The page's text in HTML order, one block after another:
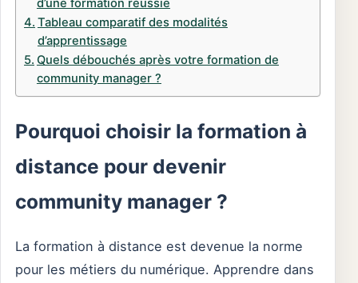
d’une formation réussie
Tableau comparatif des modalités
d’apprentissage
Quels débouchés après votre formation de
community manager ?
Pourquoi choisir la formation à
distance pour devenir
community manager ?
La formation à distance est devenue la norme
pour les métiers du numérique. Apprendre dans